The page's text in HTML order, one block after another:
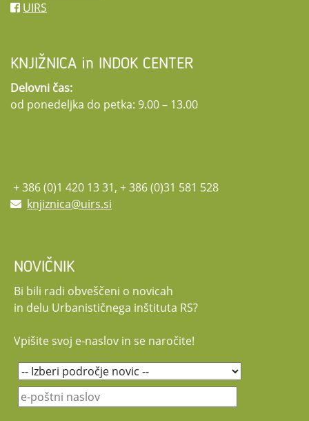
UIRS
KNJIŽNICA in INDOK CENTER
Delovni čas:
od ponedeljka do petka: 9.00 – 13.00
+ 386 (0)1 420 13 31, + 386 (0)31 581 528
knjiznica@uirs.si
NOVIČNIK
Bi bili radi obveščeni o novicah
in delu Urbanističnega inštituta RS?
Vpišite svoj e-naslov in se naročite!